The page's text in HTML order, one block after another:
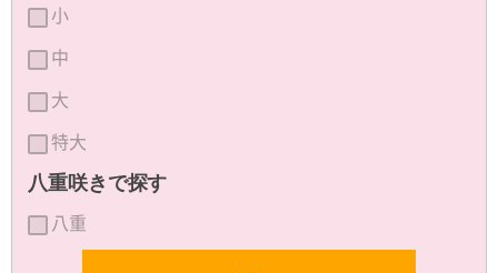
小
中
大
特大
八重咲きで探す
八重